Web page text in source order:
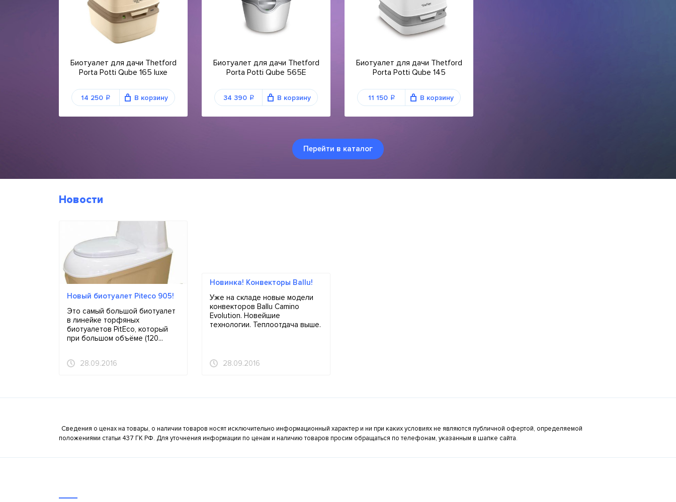
Биотуалет для дачи Thetford
Porta Potti Qube 165 luxe
14 250 q В корзину
Биотуалет для дачи Thetford
Porta Potti Qube 565E
34 390 q В корзину
Биотуалет для дачи Thetford
Porta Potti Qube 145
11 150 q В корзину
Перейти в каталог
Новости
Новый биотуалет Piteco 905!
28.09.2016
Это самый большой биотуалет
в линейке торфяных
биотуалетов PitEco, который
при большом объёме (120...
Новинка! Конвекторы Ballu!
28.09.2016
Уже на складе новые модели
конвекторов Ballu Camino
Evolution. Новейшие
технологии. Теплоотдача выше.
Сведения о ценах на товары, о наличии товаров носят исключительно информационный характер и ни при каких условиях не являются публичной офертой, определяемой
положениями статьи 437 ГК РФ. Для уточнения информации по ценам и наличию товаров просим обращаться по телефонам, указанным в шапке сайта.